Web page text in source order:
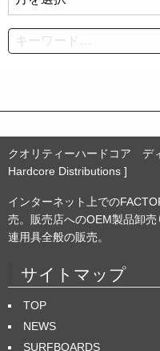
ー
カ
イ
Search
クオリティーハードコア デ
Hardcore Distributions ]
インターネット上での
売。販売店へのOEM製品卸
連用具全般の販売。
サイトマップ
TOP
NEWS
SURFBOARDS